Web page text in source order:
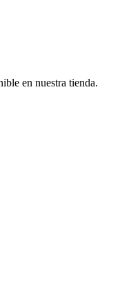
en nuestra tienda.